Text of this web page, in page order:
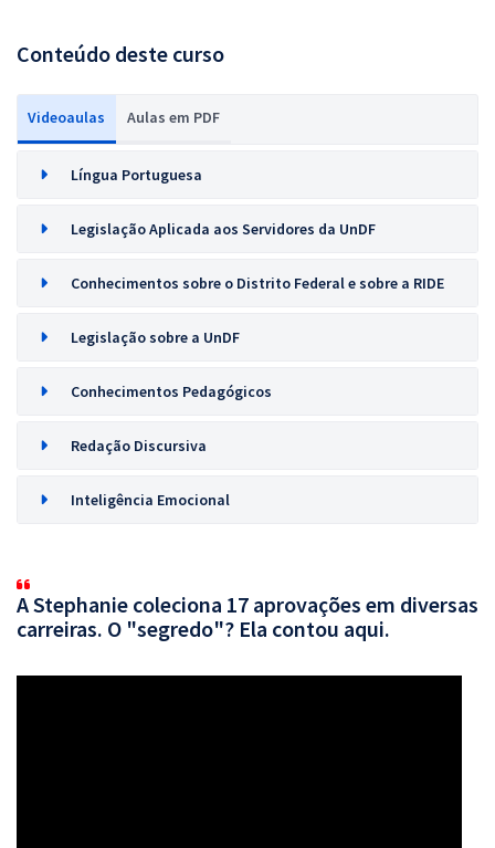
Conteúdo deste curso
Videoaulas Aulas em PDF
Língua Portuguesa
Legislação Aplicada aos Servidores da UnDF
Conhecimentos sobre o Distrito Federal e sobre a RIDE
Legislação sobre a UnDF
Conhecimentos Pedagógicos
Redação Discursiva
Inteligência Emocional
A Stephanie coleciona 17 aprovações em diversas
carreiras. O "segredo"? Ela contou aqui.